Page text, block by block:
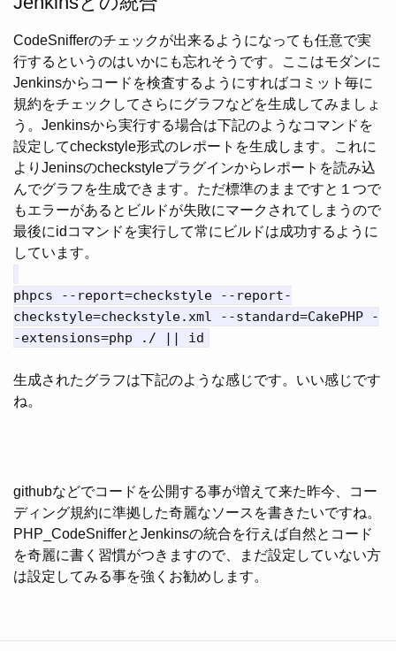
CodeSnifferのチェックが出来るようになっても任意で実
行するというのはいかにも忘れそうです。ここはモダンに
Jenkinsからコードを検査するようにすればコミット毎に
規約をチェックしてさらにグラフなどを生成してみましょ
う。Jenkinsから実行する場合は下記のようなコマンドを
設定してcheckstyle形式のレポートを生成します。これに
よりJeninsのcheckstyleプラグインからレポートを読み込
んでグラフを生成できます。ただ標準のままですと１つで
もエラーがあるとビルドが失敗にマークされてしまうので
最後にidコマンドを実行して常にビルドは成功するように
しています。
phpcs --report=checkstyle --report-
checkstyle=checkstyle.xml --standard=CakePHP -
-extensions=php ./ || id
生成されたグラフは下記のような感じです。いい感じです
ね。
githubなどでコードを公開する事が増えて来た昨今、コー
ディング規約に準拠した奇麗なソースを書きたいですね。
PHP_CodeSnifferとJenkinsの統合を行えば自然とコード
を奇麗に書く習慣がつきますので、まだ設定していない方
は設定してみる事を強くお勧めします。